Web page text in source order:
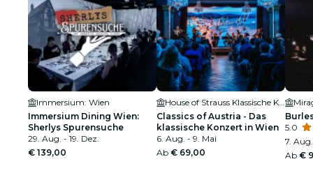
Immersium: Wien
Immersium Dining Wien:
Sherlys Spurensuche
29. Aug. - 19. Dez.
€ 139,00
Classics of Austria - Das
klassische Konzert in Wien
6. Aug. - 9. Mai
Ab € 69,00
5.0
7.
Ab €